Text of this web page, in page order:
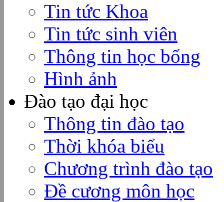
Tin tức Khoa
Tin tức sinh viên
Thông tin học bổng
Hình ảnh
Đào tạo đại học
Thông tin đào tạo
Thời khóa biểu
Chương trình đào tạo
Đề cương môn học